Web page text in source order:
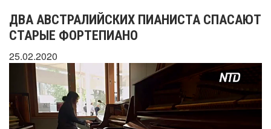
ДВА АВСТРАЛИЙСКИХ ПИАНИСТА СПАСАЮТ
СТАРЫЕ ФОРТЕПИАНО
25.02.2020